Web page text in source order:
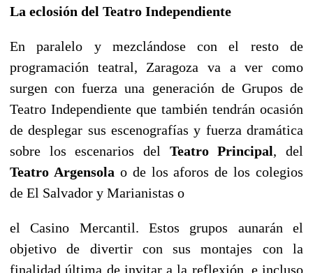
La eclosión del Teatro Independiente
En paralelo y mezclándose con el resto de
programación teatral, Zaragoza va a ver como
surgen con fuerza una generación de Grupos de
Teatro Independiente que también tendrán ocasión
de desplegar sus escenografías y fuerza dramática
sobre los escenarios del Teatro Principal, del
Teatro Argensola o de los aforos de los colegios
de El Salvador y Marianistas o
el Casino Mercantil. Estos grupos aunarán el
objetivo de divertir con sus montajes con la
finalidad última de invitar a la reflexión, e incluso